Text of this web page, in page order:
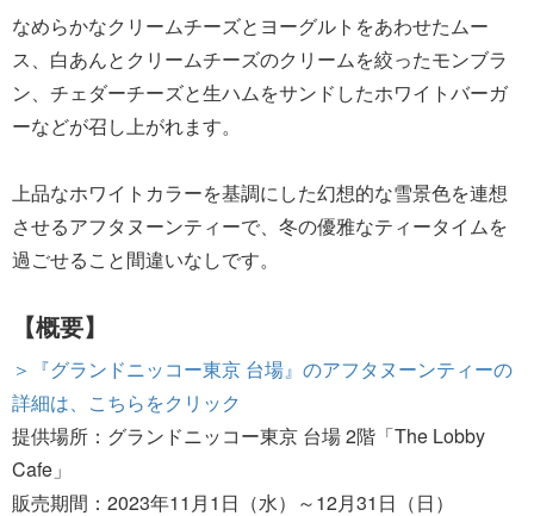
なめらかなクリームチーズとヨーグルトをあわせたムー
ス、白あんとクリームチーズのクリームを絞ったモンブラ
ン、チェダーチーズと生ハムをサンドしたホワイトバーガ
ーなどが召し上がれます。
上品なホワイトカラーを基調にした幻想的な雪景色を連想
させるアフタヌーンティーで、冬の優雅なティータイムを
過ごせること間違いなしです。
【概要】
＞『グランドニッコー東京 台場』のアフタヌーンティーの
詳細は、こちらをクリック
提供場所：グランドニッコー東京 台場 2階「The Lobby
Cafe」
販売期間：2023年11月1日（水）～12月31日（日）